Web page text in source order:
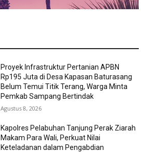
Proyek Infrastruktur Pertanian APBN
Rp195 Juta di Desa Kapasan Baturasang
Belum Temui Titik Terang, Warga Minta
Pemkab Sampang Bertindak
Agustus 8, 2026
Kapolres Pelabuhan Tanjung Perak Ziarah
Makam Para Wali, Perkuat Nilai
Keteladanan dalam Pengabdian